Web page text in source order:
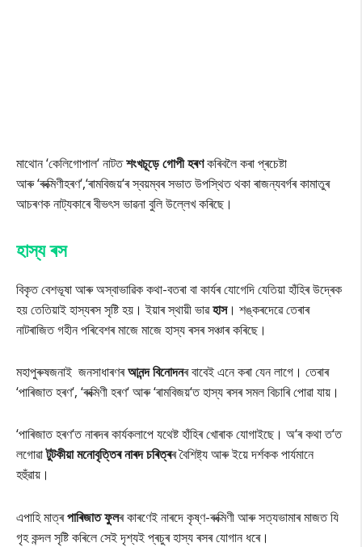
মাথোন ‘কেলিগোপাল‘ নাটতশংখচূড়ে গোপী হৰণকৰিবলৈ কৰা প্ৰচেষ্টা
আৰু ‘ৰুক্মিণীহৰণ‘,‘ৰামবিজয়‘ৰ স্বয়ম্বৰ সভাত উপস্থিত থকা ৰাজন্যবৰ্গৰ কামাতুৰ
আচৰণক নাট্যকাৰে বীভৎস ভাৱনা বুলি উল্লেখ কৰিছে।
হাস্য ৰস
বিকৃত বেশভূষা আৰু অস্বাভাৱিক কথা-বতৰা বা কাৰ্যৰ যোগেদি যেতিয়া হাঁহিৰ উদ্ৰেক
হয় তেতিয়াই হাস্যৰস সৃষ্টি হয়। ইয়াৰ স্থায়ী ভাৱহাস। শঙ্কৰদেৱে তেৰাৰ
নাটৰাজিত গহীন পৰিবেশৰ মাজে মাজে হাস্য ৰসৰ সঞ্চাৰ কৰিছে।
মহাপুৰুষজনাই জনসাধাৰণৰআনন্দ বিনোদনৰ বাবেই এনে কৰা যেন লাগে। তেৰাৰ
‘পাৰিজাত হৰণ‘, ‘ৰুক্মিণী হৰণ‘ আৰু ‘ৰামবিজয়‘ত হাস্য ৰসৰ সমল বিচাৰি পোৱা যায়।
‘পাৰিজাত হৰণ‘ত নাৰদৰ কাৰ্যকলাপে যথেষ্ট হাঁহিৰ খোৰাক যোগাইছে। অ‘ৰ কথা ত‘ত
লগোৱাটুটকীয়া মনোবৃত্তিৰ নাৰদ চৰিত্ৰৰ বৈশিষ্ট্য আৰু ইয়ে দৰ্শকক পাৰ্যমানে
হহুঁৱায়।
এপাহি মাত্ৰপাৰিজাত ফুলৰ কাৰণেই নাৰদে কৃষ্ণ-ৰুক্মিণী আৰু সত্যভামাৰ মাজত যি
গৃহ কন্দল সৃষ্টি কৰিলে সেই দৃশ্যই প্ৰচুৰ হাস্য ৰসৰ যোগান ধৰে।